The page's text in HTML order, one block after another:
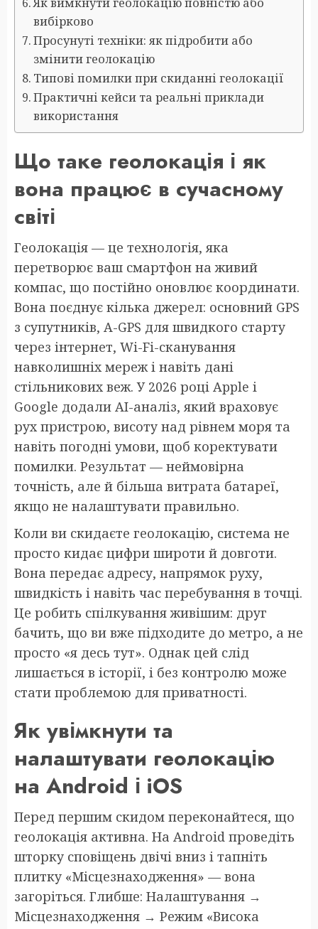
Як вимкнути геолокацію повністю або
вибірково
Просунуті техніки: як підробити або
змінити геолокацію
Типові помилки при скиданні геолокації
Практичні кейси та реальні приклади
використання
Що таке геолокація і як
вона працює в сучасному
світі
Геолокація — це технологія, яка
перетворює ваш смартфон на живий
компас, що постійно оновлює координати.
Вона поєднує кілька джерел: основний GPS
з супутників, A-GPS для швидкого старту
через інтернет, Wi-Fi-сканування
навколишніх мереж і навіть дані
стільникових веж. У 2026 році Apple і
Google додали AI-аналіз, який враховує
рух пристрою, висоту над рівнем моря та
навіть погодні умови, щоб коректувати
помилки. Результат — неймовірна
точність, але й більша витрата батареї,
якщо не налаштувати правильно.
Коли ви скидаєте геолокацію, система не
просто кидає цифри широти й довготи.
Вона передає адресу, напрямок руху,
швидкість і навіть час перебування в точці.
Це робить спілкування живішим: друг
бачить, що ви вже підходите до метро, а не
просто «я десь тут». Однак цей слід
лишається в історії, і без контролю може
стати проблемою для приватності.
Як увімкнути та
налаштувати геолокацію
на Android і iOS
Перед першим скидом переконайтеся, що
геолокація активна. На Android проведіть
шторку сповіщень двічі вниз і тапніть
плитку «Місцезнаходження» — вона
загоріться. Глибше: Налаштування →
Місцезнаходження → Режим «Висока